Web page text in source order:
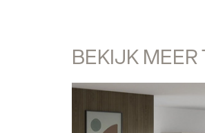
BEKIJK MEER